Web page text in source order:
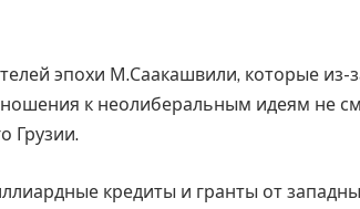
эпохи М.Саакашвили, которые из-
к неолиберальным идеям не
Грузии.
кредиты и гранты от